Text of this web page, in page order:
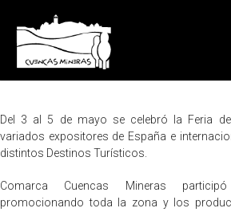
Del 3 al 5 de mayo se celebró la Feria de
variados expositores de España e
distintos Destinos Turísticos.
Comarca Cuencas Mineras
promocionando toda la zona y los